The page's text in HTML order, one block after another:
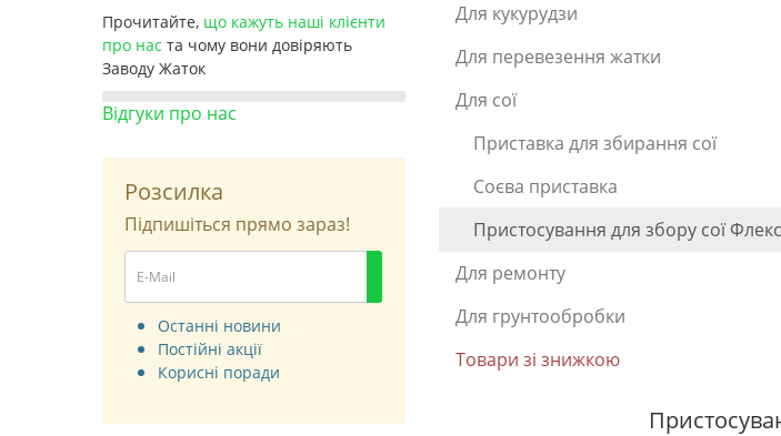
Прочитайте, що кажуть наші клієнти
про нас та чому вони довіряють
Заводу Жаток
Відгуки про нас
Розсилка
Підпишіться прямо зараз!
Останні новини
Постійні акції
Корисні поради
Для кукурудзи
Для перевезення жатки
Для сої
Приставка для збирання сої
Соєва приставка
Пристосування для збору сої Флекс
Для ремонту
Для грунтообробки
Товари зі знижкою